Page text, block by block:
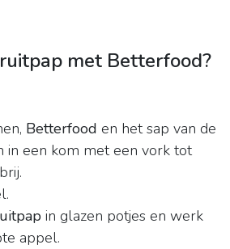
met Betterfood?
Betterfood en het sap van de
in een kom met een vork tot
in glazen potjes en werk
appel.